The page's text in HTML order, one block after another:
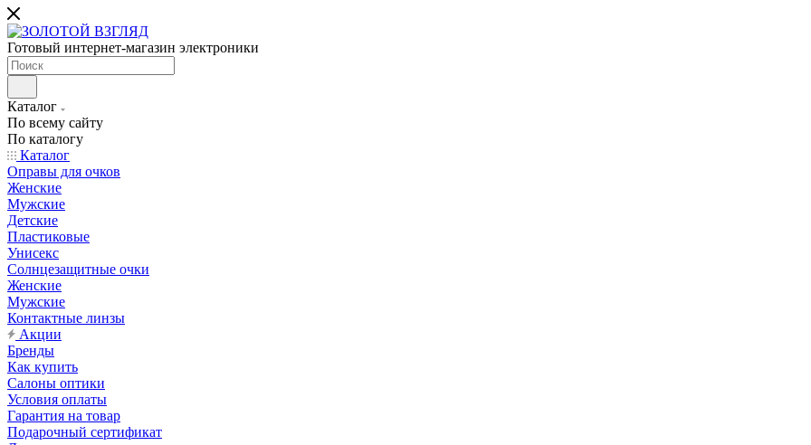
Готовый интернет-магазин электроники
Каталог
По всему сайту
По каталогу
Каталог
Оправы для очков
Женские
Мужские
Детские
Пластиковые
Унисекс
Солнцезащитные очки
Женские
Мужские
Контактные линзы
Акции
Бренды
Как купить
Салоны оптики
Условия оплаты
Гарантия на товар
Подарочный сертификат